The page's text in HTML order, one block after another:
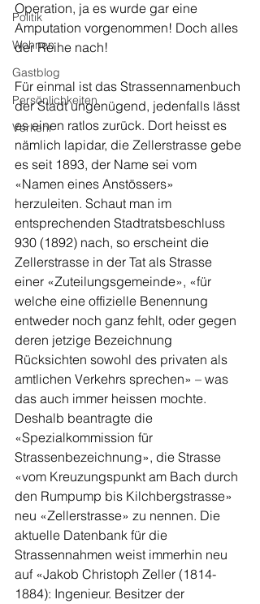
Politik
Wohnen
Gastblog
Persönlichkeiten
Verkehr
Operation, ja es wurde gar eine
Amputation vorgenommen! Doch alles
der Reihe nach!
Für einmal ist das Strassennamenbuch
der Stadt ungenügend, jedenfalls lässt
es einen ratlos zurück. Dort heisst es
nämlich lapidar, die Zellerstrasse gebe
es seit 1893, der Name sei vom
«Namen eines Anstössers»
herzuleiten. Schaut man im
entsprechenden Stadtratsbeschluss
930 (1892) nach, so erscheint die
Zellerstrasse in der Tat als Strasse
einer «Zuteilungsgemeinde», «für
welche eine offizielle Benennung
entweder noch ganz fehlt, oder gegen
deren jetzige Bezeichnung
Rücksichten sowohl des privaten als
amtlichen Verkehrs sprechen» – was
das auch immer heissen mochte.
Deshalb beantragte die
«Spezialkommission für
Strassenbezeichnung», die Strasse
«vom Kreuzungspunkt am Bach durch
den Rumpump bis Kilchbergstrasse»
neu «Zellerstrasse» zu nennen. Die
aktuelle Datenbank für die
Strassennahmen weist immerhin neu
auf «Jakob Christoph Zeller (1814-
1884): Ingenieur. Besitzer der